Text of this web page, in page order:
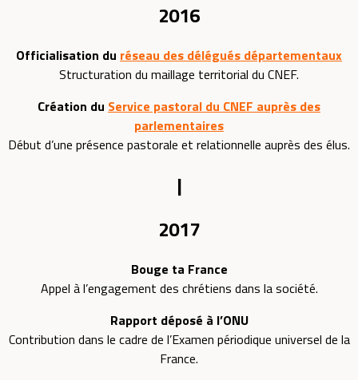
2016
Officialisation du réseau des délégués départementaux
Structuration du maillage territorial du CNEF.
Création du Service pastoral du CNEF auprès des
parlementaires
Début d’une présence pastorale et relationnelle auprès des élus.
|
2017
Bouge ta France
Appel à l’engagement des chrétiens dans la société.
Rapport déposé à l’ONU
Contribution dans le cadre de l’Examen périodique universel de la
France.